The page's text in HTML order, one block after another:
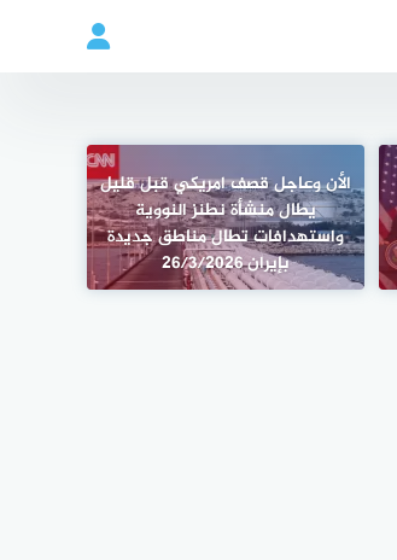
الأن وعاجل قصف امريكي قبل قليل
يطال منشأة نطنز النووية
واستهدافات تطال مناطق جديدة
بإيران 26/3/2026